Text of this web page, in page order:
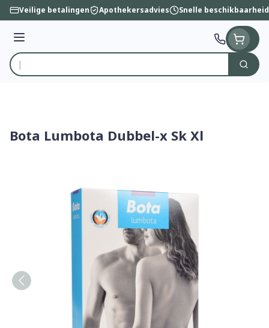
Ga naar de inhoud
Veilige betalingen Apothekersadvies Snelle beschikbaarheid
Menu
Product, merk, categorie...
Zoek
Bota Lumbota Dubbel-x Sk Xl